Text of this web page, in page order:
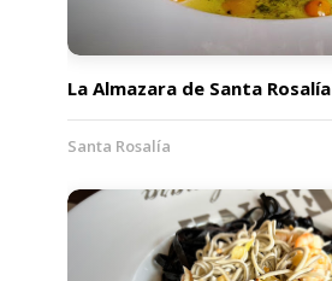
La Almazara de Santa Rosalía
Santa Rosalía